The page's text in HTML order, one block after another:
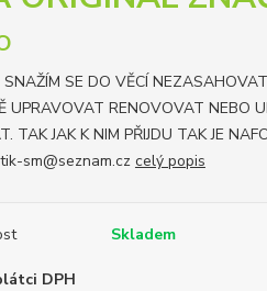
SNAŽÍM SE DO VĚCÍ
UPRAVOVAT RENOVOVAT NEBO
TAK JAK K NIM PŘIJDU TAK JE
sm@seznam.cz celý popis
Skladem
DPH